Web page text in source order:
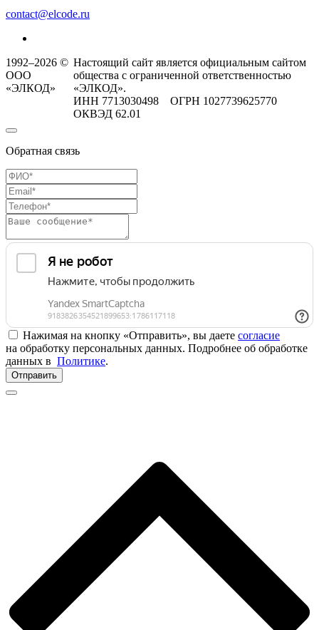
contact@elcode.ru
1992–2026 ©
ООО
«ЭЛКОД»
Настоящий сайт является официальным сайтом
общества с ограниченной ответственностью
«ЭЛКОД».
ИНН 7713030498 ОГРН 1027739625770
ОКВЭД 62.01
Обратная связь
Нажимая на кнопку «Отправить», вы даете согласие
на обработку персональных данных. Подробнее об обработке
данных в Политике.
Отправить